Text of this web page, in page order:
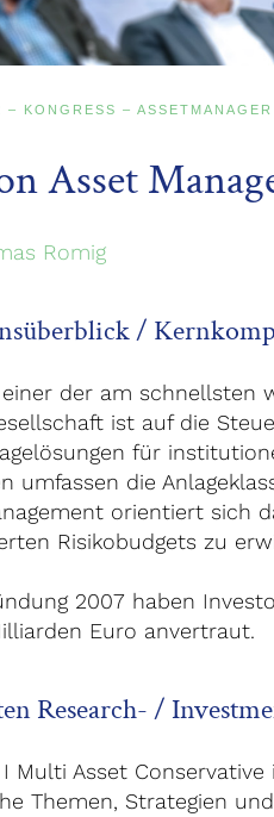
– KONGRESS – ASSETMANAGER
Asset
Romig
/
der am schnellsten
ist auf die
für
umfassen die
orientiert sich
Risikobudgets zu
2007 haben
Euro anvertraut.
Research- /
I Multi Asset
Themen, Strategien